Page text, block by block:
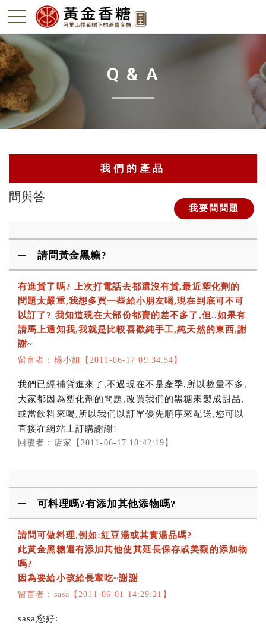
Q & A
我們的產品
阿里山黑糖
轎篙筍-石篙筍
梅嶺-梅子梅汁
佳葉龍茶 Gaba tea
我要問問題
問與答
請問黃金黑糖?
有進貨了嗎? 上次打電話去都還沒有貨,最近塑化劑的
問題太嚴重,我想多買一些給小朋友喝,現在到底可不可
以訂了? 我知道現在大部份都賣的差不多了,但..如果有
請馬上通知我,我就是比較喜歡純手工,純天然的東西,謝
謝~
留言者：楊小姐【2011-06-17 09:34:54】
我們已經補貨進來了,不過現在不是產季,所以數量不多,
大家都因為塑化劑的問題,改買我們的黑糖來製成甜品,
或當飲料來喝,所以我們以訂單優先順序來配送,您可以
直接在網站上訂購謝謝!
回覆者：店家【2011-06-17 10:42:19】
可料理嗎?有添加其他添物嗎?
請問可做料理,例如:紅豆湯或其實湯品嗎?
此黃金黑糖還有添加其他使其延長保存或美觀的添加物
嗎?
因為要給小孩給長輩吃~謝謝
留言者：sasa【2011-06-01 14:29:21】
sasa您好: